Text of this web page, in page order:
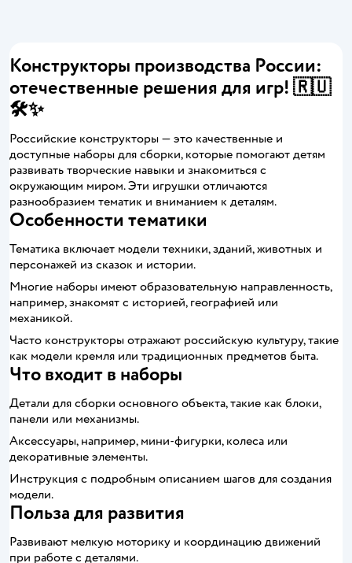
Конструкторы производства России:
отечественные решения для игр! 🇷🇺
🛠️✨
Российские конструкторы — это качественные и
доступные наборы для сборки, которые помогают детям
развивать творческие навыки и знакомиться с
окружающим миром. Эти игрушки отличаются
разнообразием тематик и вниманием к деталям.
Особенности тематики
Тематика включает модели техники, зданий, животных и
персонажей из сказок и истории.
Многие наборы имеют образовательную направленность,
например, знакомят с историей, географией или
механикой.
Часто конструкторы отражают российскую культуру, такие
как модели кремля или традиционных предметов быта.
Что входит в наборы
Детали для сборки основного объекта, такие как блоки,
панели или механизмы.
Аксессуары, например, мини-фигурки, колеса или
декоративные элементы.
Инструкция с подробным описанием шагов для создания
модели.
Польза для развития
Развивают мелкую моторику и координацию движений
при работе с деталями.